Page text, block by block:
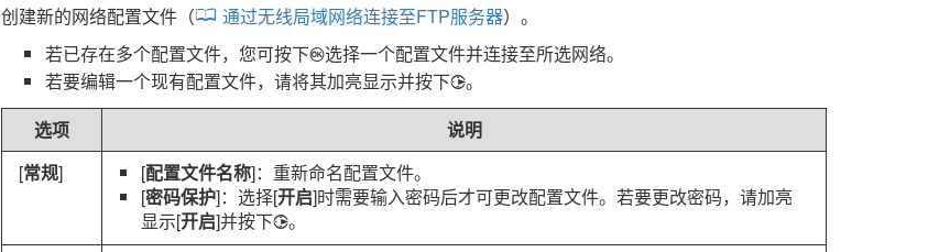
创建新的网络配置文件（ 通过无线局域网络连接至FTP服务器）。
若已存在多个配置文件，您可按下J选择一个配置文件并连接至所选网络。
若要编辑一个现有配置文件，请将其加亮显示并按下2。
选项
说明
[常规] [配置文件名称]：重新命名配置文件。
[密码保护]：选择[开启]时需要输入密码后才可更改配置文件。若要更改密码，请加亮
显示[开启]并按下2。